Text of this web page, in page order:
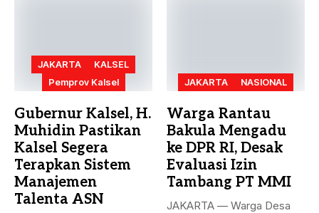
JAKARTA
KALSEL
Pemprov Kalsel
Gubernur Kalsel, H.
Muhidin Pastikan
Kalsel Segera
Terapkan Sistem
Manajemen
Talenta ASN
JAKARTA NASIONAL
Warga Rantau
Bakula Mengadu
ke DPR RI, Desak
Evaluasi Izin
Tambang PT MMI
JAKARTA — Warga Desa